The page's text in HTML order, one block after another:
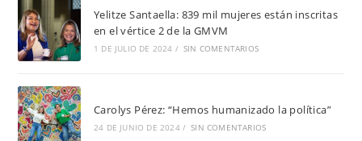
Yelitze Santaella: 839 mil mujeres están inscritas
en el vértice 2 de la GMVM
1 DE JULIO DE 2024 / SIN COMENTARIOS
Carolys Pérez: “Hemos humanizado la política”
24 DE JUNIO DE 2024 / SIN COMENTARIOS